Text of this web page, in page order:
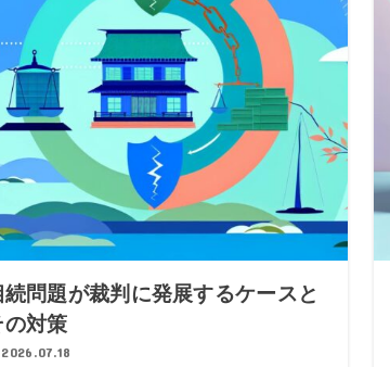
続問題が裁判に発展するケースと
の対策
2026.07.18